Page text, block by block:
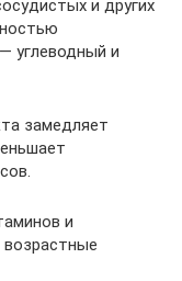
и других
углеводный и
замедляет
и